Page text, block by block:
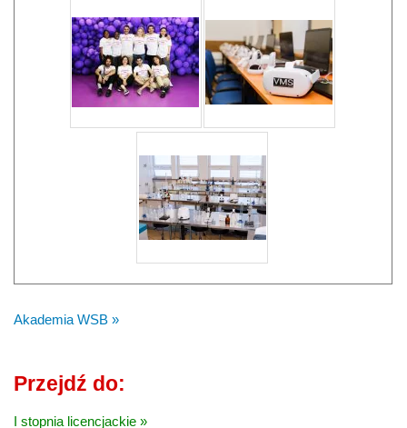
Akademia WSB »
Przejdź do:
I stopnia licencjackie »